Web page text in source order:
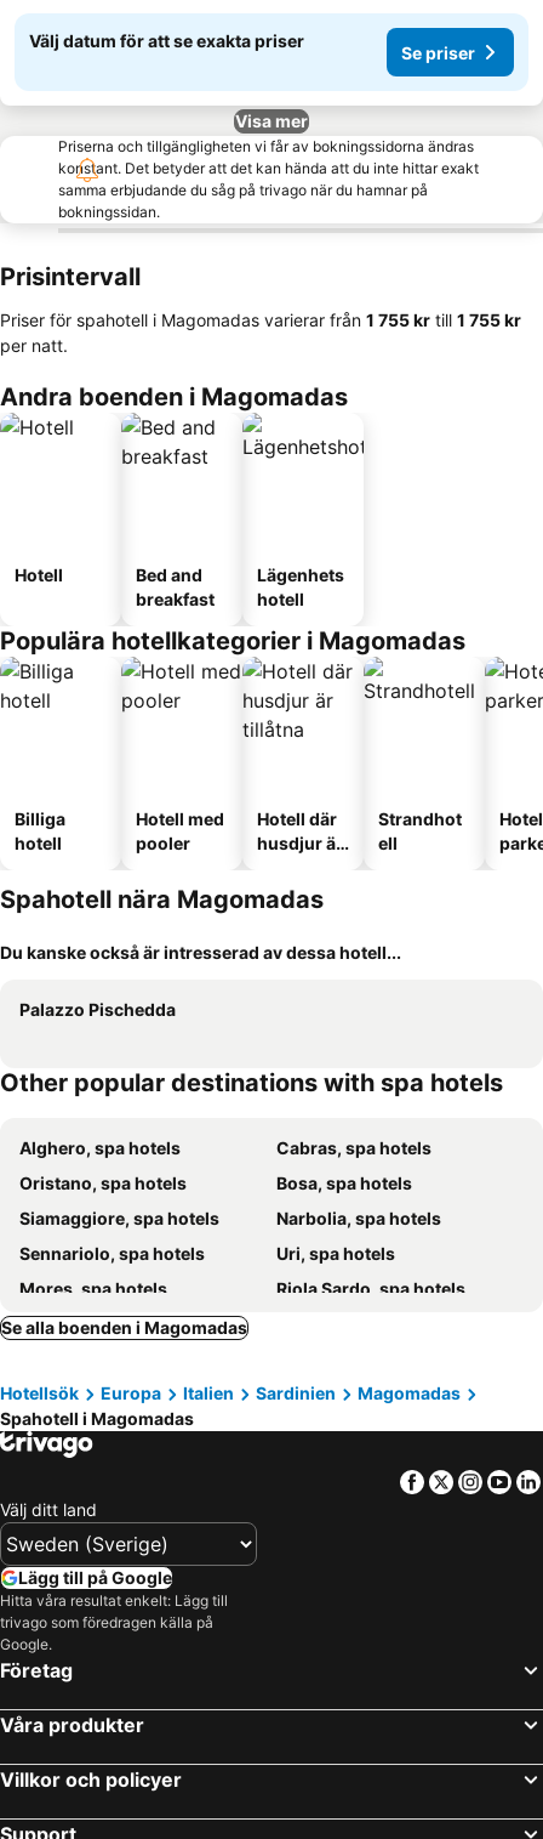
Välj datum för att se exakta priser
Se priser
Visa mer
Priserna och tillgängligheten vi får av bokningssidorna ändras
konstant. Det betyder att det kan hända att du inte hittar exakt
samma erbjudande du såg på trivago när du hamnar på
bokningssidan.
Prisintervall
Priser för spahotell i Magomadas varierar från ‎1 755 kr till ‎1 755 kr
per natt.
Andra boenden i Magomadas
Hotell
Bed and
breakfast
Lägenhets
hotell
Populära hotellkategorier i Magomadas
Billiga
hotell
Hotell med
pooler
Hotell där
husdjur är
Strandhot
ell
Spahotell nära Magomadas
Du kanske också är intresserad av dessa hotell...
Palazzo Pischedda
Other popular destinations with spa hotels
Alghero, spa hotels
Cabras, spa hotels
Oristano, spa hotels
Bosa, spa hotels
Siamaggiore, spa hotels
Narbolia, spa hotels
Sennariolo, spa hotels
Uri, spa hotels
Mores, spa hotels
Riola Sardo, spa hotels
Villanova Monteleone, spa hotels
Abbasanta, spa hotels
San Vero Milis, spa hotels
Monteleone Rocca Doria, spa hotels
Torralba, spa hotels
Santu Lussurgiu, spa hotels
Se alla boenden i Magomadas
Hotellsök Europa Italien Sardinien
Magomadas
Spahotell i Magomadas
Facebook
Twitter
Välj ditt land
Lägg till på Google
Hitta våra resultat enkelt: Lägg till
trivago som föredragen källa på
Google.
Företag
Våra produkter
Villkor och policyer
Support